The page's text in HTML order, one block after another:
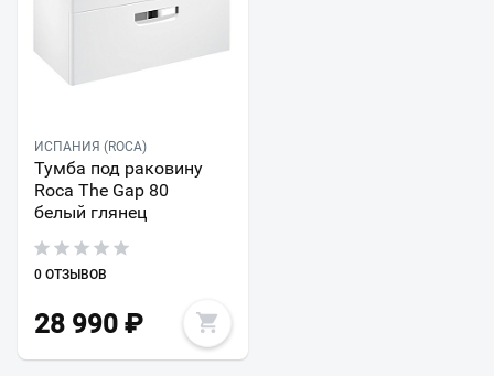
ИСПАНИЯ (ROCA)
Тумба под раковину
Roca The Gap 80
белый глянец
0 ОТЗЫВОВ
28 990 ₽